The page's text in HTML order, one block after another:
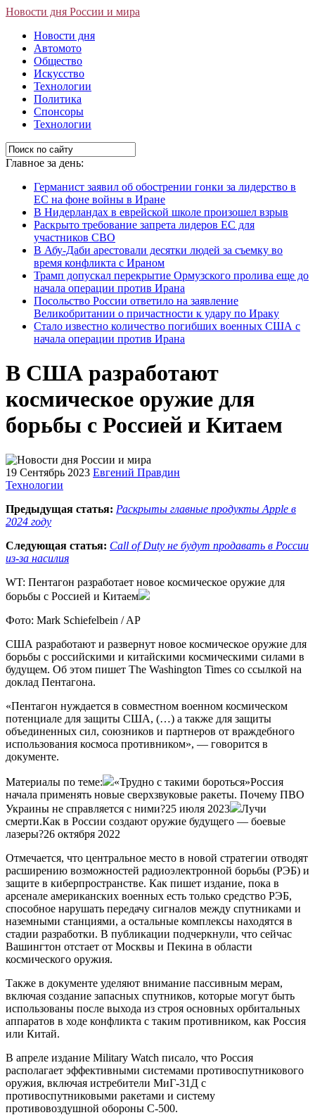
Новости дня России и мира
Новости дня
Автомото
Общество
Искусство
Технологии
Политика
Спонсоры
Технологии
Главное за день:
Германист заявил об обострении гонки за лидерство в
ЕС на фоне войны в Иране
В Нидерландах в еврейской школе произошел взрыв
Раскрыто требование запрета лидеров ЕС для
участников СВО
В Абу-Даби арестовали десятки людей за съемку во
время конфликта с Ираном
Трамп допускал перекрытие Ормузского пролива еще до
начала операции против Ирана
Посольство России ответило на заявление
Великобритании о причастности к удару по Ираку
Стало известно количество погибших военных США с
начала операции против Ирана
В США разработают
космическое оружие для
борьбы с Россией и Китаем
19 Сентябрь 2023 Евгений Правдин
Технологии
Предыдущая статья: Раскрыты главные продукты Apple в
2024 году
Следующая статья: Call of Duty не будут продавать в России
из-за насилия
WT: Пентагон разработает новое космическое оружие для
борьбы с Россией и Китаем
Фото: Mark Schiefelbein / AP
США разработают и развернут новое космическое оружие для
борьбы с российскими и китайскими космическими силами в
будущем. Об этом пишет The Washington Times со ссылкой на
доклад Пентагона.
«Пентагон нуждается в совместном военном космическом
потенциале для защиты США, (…) а также для защиты
объединенных сил, союзников и партнеров от враждебного
использования космоса противником», — говорится в
документе.
Материалы по теме:
«Трудно с такими бороться»Россия
начала применять новые сверхзвуковые ракеты. Почему ПВО
Украины не справляется с ними?25 июля 2023
Лучи
смерти.Как в России создают оружие будущего — боевые
лазеры?26 октября 2022
Отмечается, что центральное место в новой стратегии отводят
расширению возможностей радиоэлектронной борьбы (РЭБ) и
защите в киберпространстве. Как пишет издание, пока в
арсенале американских военных есть только средство РЭБ,
способное нарушать передачу сигналов между спутниками и
наземными станциями, а остальные комплексы находятся в
стадии разработки. В публикации подчеркнули, что сейчас
Вашингтон отстает от Москвы и Пекина в области
космического оружия.
Также в документе уделяют внимание пассивным мерам,
включая создание запасных спутников, которые могут быть
использованы после выхода из строя основных орбитальных
аппаратов в ходе конфликта с таким противником, как Россия
или Китай.
В апреле издание Military Watch писало, что Россия
располагает эффективными системами противоспутникового
оружия, включая истребители МиГ-31Д с
противоспутниковыми ракетами и систему
противовоздушной обороны С-500.